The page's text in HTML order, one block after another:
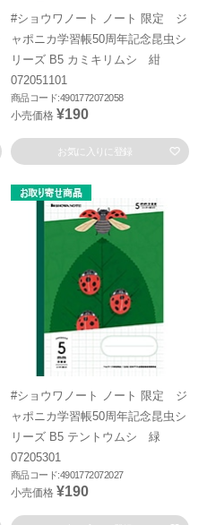
#ショウワノート ノート 限定 ジ
ャポニカ学習帳50周年記念昆虫シ
リーズ B5 カミキリムシ 紺
072051101
商品コード:4901772072058
小売価格 ¥190
お気に入りに登録
#ショウワノート ノート 限定 ジ
ャポニカ学習帳50周年記念昆虫シ
リーズ B5 テントウムシ 緑
07205301
商品コード:4901772072027
小売価格 ¥190